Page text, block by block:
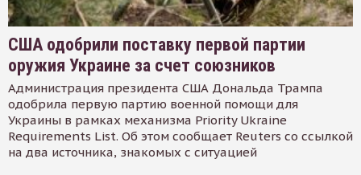
США одобрили поставку первой партии
оружия Украине за счет союзников
Администрация президента США Дональда Трампа
одобрила первую партию военной помощи для
Украины в рамках механизма Priority Ukraine
Requirements List. Об этом сообщает Reuters со ссылкой
на два источника, знакомых с ситуацией